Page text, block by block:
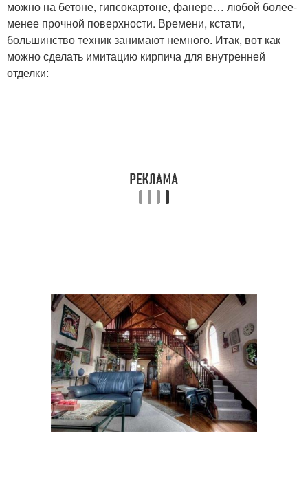
можно на бетоне, гипсокартоне, фанере… любой более-
менее прочной поверхности. Времени, кстати,
большинство техник занимают немного. Итак, вот как
можно сделать имитацию кирпича для внутренней
отделки: